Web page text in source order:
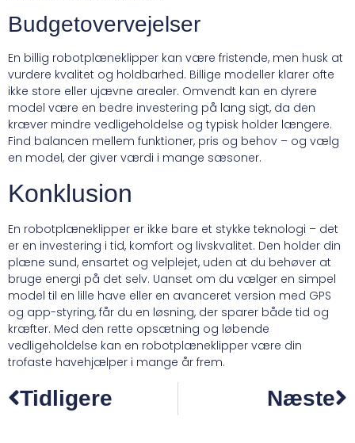
Budgetovervejelser
En billig robotplæneklipper kan være fristende, men husk at
vurdere kvalitet og holdbarhed. Billige modeller klarer ofte
ikke store eller ujævne arealer. Omvendt kan en dyrere
model være en bedre investering på lang sigt, da den
kræver mindre vedligeholdelse og typisk holder længere.
Find balancen mellem funktioner, pris og behov – og vælg
en model, der giver værdi i mange sæsoner.
Konklusion
En robotplæneklipper er ikke bare et stykke teknologi – det
er en investering i tid, komfort og livskvalitet. Den holder din
plæne sund, ensartet og velplejet, uden at du behøver at
bruge energi på det selv. Uanset om du vælger en simpel
model til en lille have eller en avanceret version med GPS
og app-styring, får du en løsning, der sparer både tid og
kræfter. Med den rette opsætning og løbende
vedligeholdelse kan en robotplæneklipper være din
trofaste havehjælper i mange år frem.
Tidligere Næste